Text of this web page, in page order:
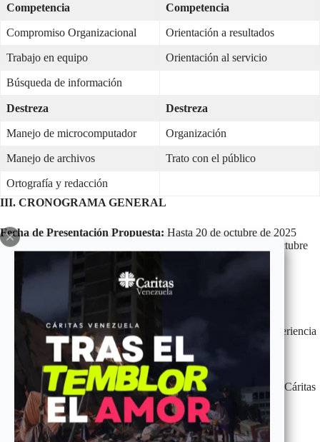
Competencia Competencia
Compromiso Organizacional Orientación a resultados
Trabajo en equipo Orientación al servicio
Búsqueda de información
Destreza Destreza
Manejo de microcomputador Organización
Manejo de archivos Trato con el público
Ortografía y redacción
III. CRONOGRAMA GENERAL
Fecha de Presentación Propuesta: Hasta 20 de octubre de 2025
Fecha de Resultados y Notificación seleccionado/a:
30 de octubre
Fecha de Inicio Operatividad:
Las personas interesadas deben enviar su Curricular Vitae, experiencia
demostrada.
Las ofertas se deben enviar vía correo electrónico, dirigido a:
Soc. Janeth Márquez, Directora Ejecutiva Nacional de Cáritas
de Venezuela: caritasvenezuela3@gmail.com,
janethmar0107@gmail.com